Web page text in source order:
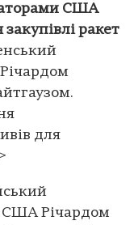
США
ракет
для
США Річардом